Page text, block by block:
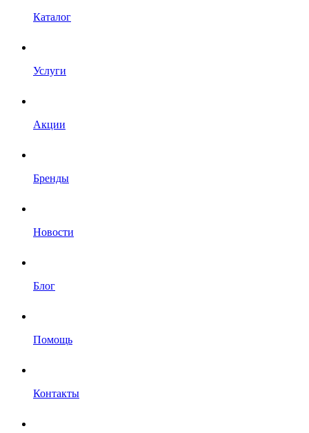
Каталог
Услуги
Акции
Бренды
Новости
Блог
Помощь
Контакты